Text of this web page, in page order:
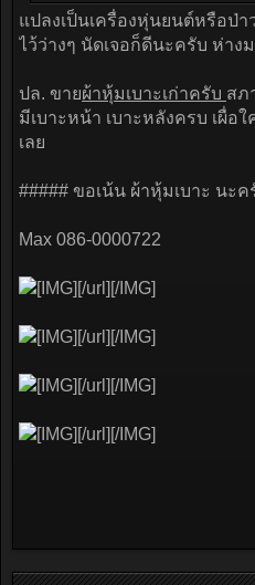
แปลงเป็นเครื่องหุ่นยนต์หรือป่า
ไว้ว่างๆ นัดเจอก็ดีนะครับ ห่าง
ปล. ขายผ้าหุ้มเบาะเก่าครับ สภ
มีเบาะหน้า เบาะหลังครบ เผื่อใ
เลย
##### ขอเน้น ผ้าหุ้มเบาะ นะค
Max 086-0000722
[/url][/IMG]
[/url][/IMG]
[/url][/IMG]
[/url][/IMG]